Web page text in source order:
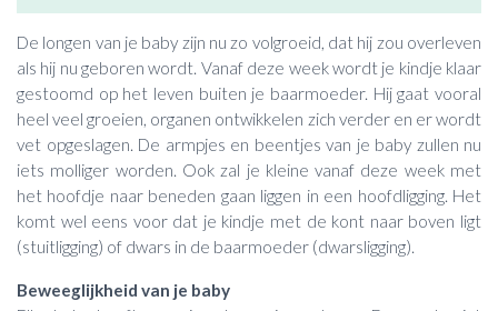
De longen van je baby zijn nu zo volgroeid, dat hij zou overleven
als hij nu geboren wordt. Vanaf deze week wordt je kindje klaar
gestoomd op het leven buiten je baarmoeder. Hij gaat vooral
heel veel groeien, organen ontwikkelen zich verder en er wordt
vet opgeslagen. De armpjes en beentjes van je baby zullen nu
iets molliger worden. Ook zal je kleine vanaf deze week met
het hoofdje naar beneden gaan liggen in een hoofdligging. Het
komt wel eens voor dat je kindje met de kont naar boven ligt
(stuitligging) of dwars in de baarmoeder (dwarsligging).
Beweeglijkheid van je baby